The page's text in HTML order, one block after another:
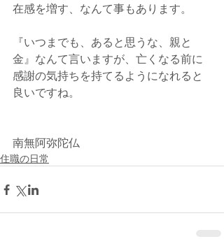
在感を増す、なんて事もあります。
『いつまでも、あると思うな、親と
金』なんて言いますが、亡くなる前に
感謝の気持ちを持てるようになれると
良いですね。
南無阿弥陀仏
住職の日常